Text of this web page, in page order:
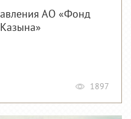
АО «Фонд
1897